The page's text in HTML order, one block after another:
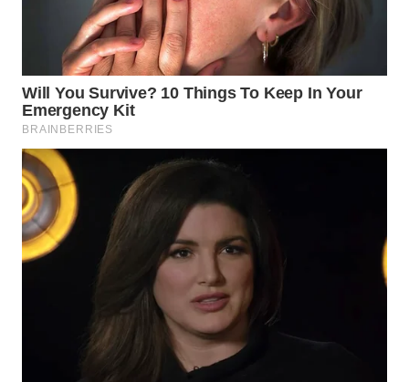
TAPANULI
SELATAN
WN
TANJUNG
WN
KARO
LABUHANBATU